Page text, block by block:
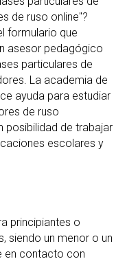
de ruso online"?
formulario que
asesor pedagógico
particulares de
La academia de
ayuda para estudiar
de ruso
posibilidad de trabajar
escolares y
principiantes o
siendo un menor o un
en contacto con